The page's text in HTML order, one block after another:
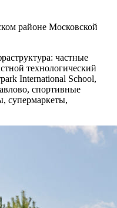
районе Московской
частные
технологический
International School,
спортивные
супермаркеты,